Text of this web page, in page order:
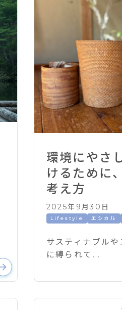
arrow_forward
環境にやさ
けるために
考え方
2025年9月30日
Lifestyle エシカル
サスティナブル
に縛られて...